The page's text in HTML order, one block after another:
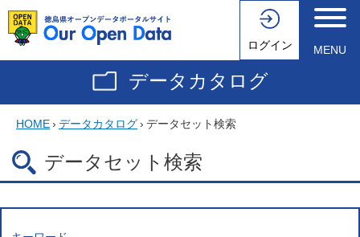
ログイン MENU
データカタログ
HOME› データカタログ› データセット検索
データセット検索